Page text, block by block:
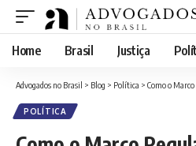
Home Brasil Justiça
Advogados no Brasil > Blog > Política > Como o Marco Regulatório
POLÍTICA